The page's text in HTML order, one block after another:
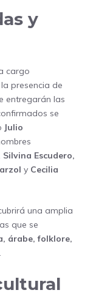
y
cargo
presencia de
entregarán las
se
Julio
Escudero,
y Cecilia
una amplia
que se
árabe, folklore,
.